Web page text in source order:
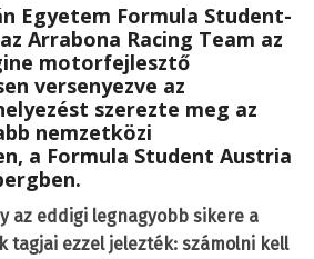
Egyetem Formula Student-
Arrabona Racing Team az
motorfejlesztő
versenyezve az
szerezte meg az
nemzetközi
a Formula Student Austria
az eddigi legnagyobb sikere a
tagjai ezzel jelezték: számolni kell